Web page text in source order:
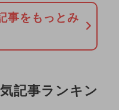
事をもっとみ
記事ランキン